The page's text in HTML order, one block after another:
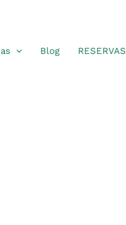
Blog RESERVAS